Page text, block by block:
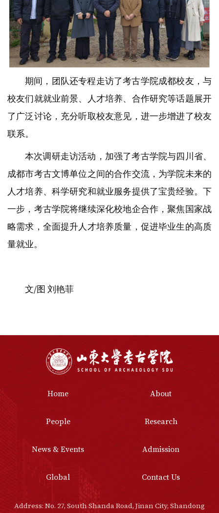
期间，团队还专程走访了考古学院成都校友，与
校友们就就业前景、人才培养、合作研究等话题展开
了广泛讨论，充分听取校友意见，进一步增进了校友
联系。
本次调研走访活动，加强了考古学院与四川省、
成都市考古文博单位之间的合作交流，为学院未来的
人才培养、科学研究和就业服务提供了宝贵经验。下
一步，考古学院将继续深化校地企合作，聚焦国家战
略需求，全面提升人才培养质量，促进毕业生的高质
量就业。
文/图 刘艳菲
Home About
People Research
News & Events Admission
Global Contact Us
Address: No. 27, South Shanda Road, Jinan City, Shandong